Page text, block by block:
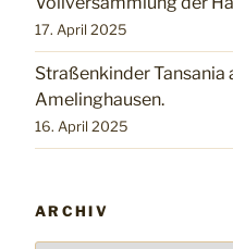
17. April 2025
Straßenkinder
Amelinghausen.
16. April 2025
ARCHIV